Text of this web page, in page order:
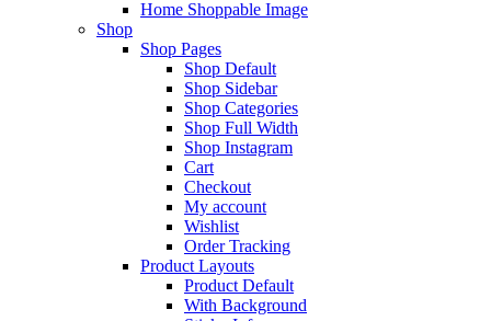
Home Shoppable Image
Shop
Shop Pages
Shop Default
Shop Sidebar
Shop Categories
Shop Full Width
Shop Instagram
Cart
Checkout
My account
Wishlist
Order Tracking
Product Layouts
Product Default
With Background